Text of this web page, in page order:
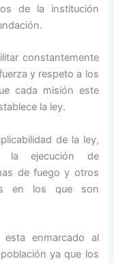
de la institución
constantemente
y respeto a los
cada misión este
la ley.
de la ley,
la ejecución de
de fuego y otros
en los que son
enmarcado al
ya que los